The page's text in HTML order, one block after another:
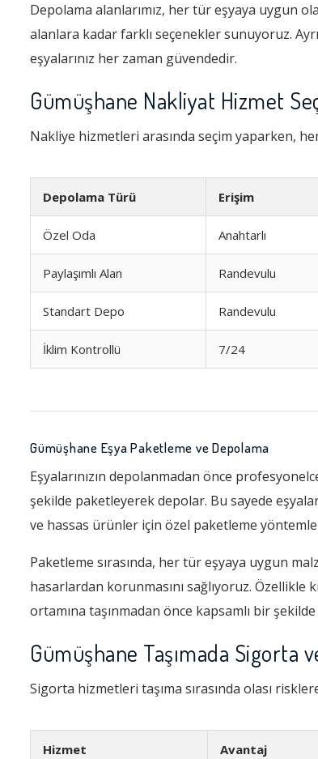
Depolama alanlarımız, her tür eşyaya uygun
alanlara kadar farklı seçenekler sunuyoruz.
eşyalarınız her zaman güvendedir.
Gümüşhane Nakliyat Hizmet
Nakliye hizmetleri arasında seçim yaparken,
Depolama Türü Erişim
Özel Oda Anahtarlı
Paylaşımlı Alan Randevulu
Standart Depo Randevulu
İklim Kontrollü 7/24
Gümüşhane Eşya Paketleme ve Depolama
Eşyalarınızın depolanmadan önce
şekilde paketleyerek depolar. Bu sayede
ve hassas ürünler için özel paketleme
Paketleme sırasında, her tür eşyaya uygun
hasarlardan korunmasını sağlıyoruz. Özellikle
ortamına taşınmadan önce kapsamlı bir
Gümüşhane Taşımada Sigorta
Sigorta hizmetleri taşıma sırasında olası
Hizmet Avantaj